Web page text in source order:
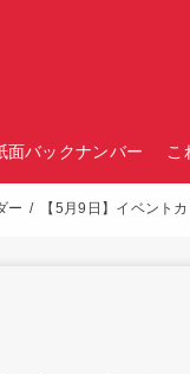
面バックナンバー こ
ー 【5月9日】イベント